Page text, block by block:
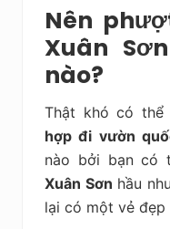
Nên
Xuân
nào?
Thật khó có thể
hợp đi vườn
nào bởi bạn có
Xuân Sơn hầu
lại có một vẻ đẹp